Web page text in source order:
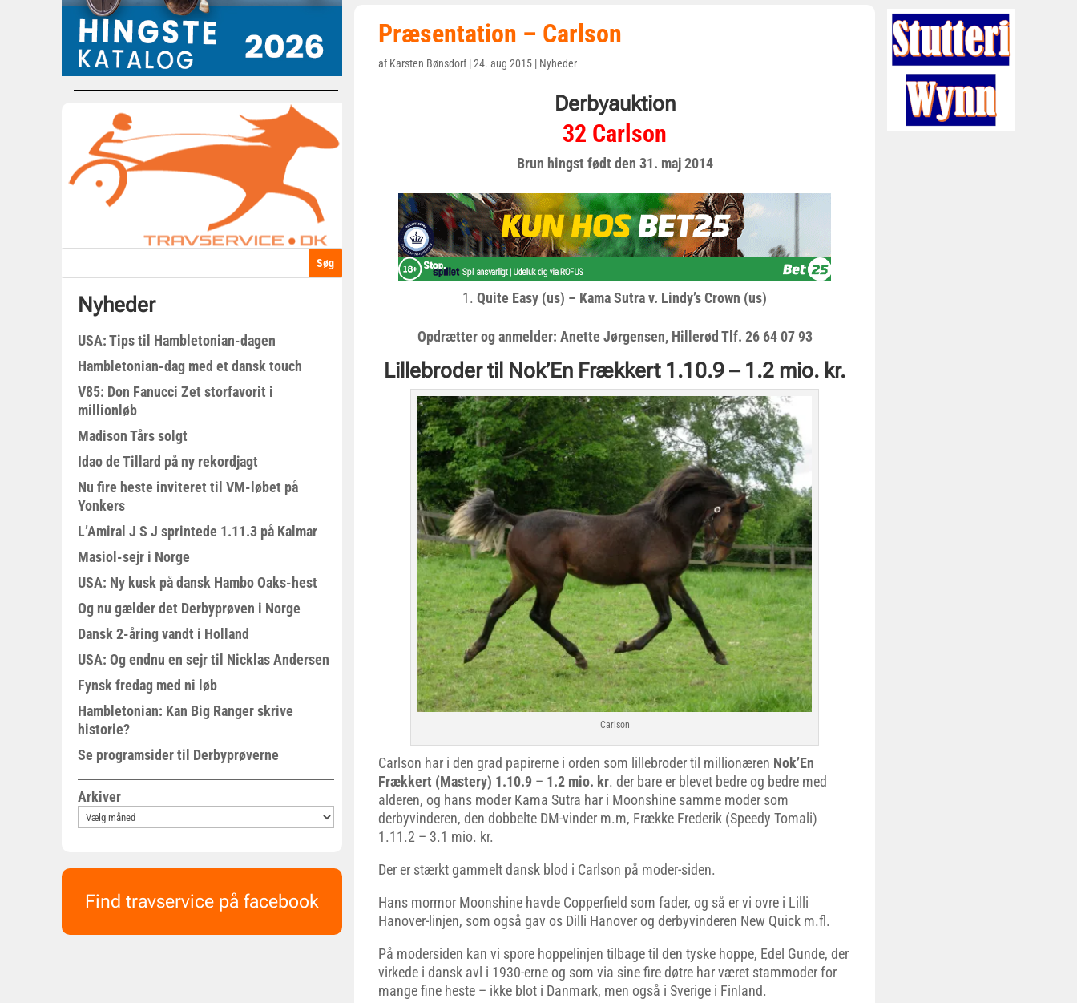
Nyheder
USA: Tips til Hambletonian-dagen
Hambletonian-dag med et dansk touch
V85: Don Fanucci Zet storfavorit i
millionløb
Madison Tårs solgt
Idao de Tillard på ny rekordjagt
Nu fire heste inviteret til VM-løbet på
Yonkers
L’Amiral J S J sprintede 1.11.3 på Kalmar
Masiol-sejr i Norge
USA: Ny kusk på dansk Hambo Oaks-hest
Og nu gælder det Derbyprøven i Norge
Dansk 2-åring vandt i Holland
USA: Og endnu en sejr til Nicklas Andersen
Fynsk fredag med ni løb
Hambletonian: Kan Big Ranger skrive
historie?
Se programsider til Derbyprøverne
Arkiver
Find travservice på facebook
Præsentation – Carlson
afKarsten Bønsdorf|24. aug 2015 | Nyheder
Derbyauktion
32 Carlson
Brun hingst født den 31. maj 2014
Quite Easy (us) – Kama Sutra v. Lindy’s Crown (us)
Opdrætter og anmelder: Anette Jørgensen, Hillerød Tlf. 26 64 07 93
Lillebroder til Nok’En Frækkert 1.10.9 – 1.2 mio. kr.
Carlson
Carlson har i den grad papirerne i orden som lillebroder til millionæren Nok’En
Frækkert (Mastery) 1.10.9 – 1.2 mio. kr. der bare er blevet bedre og bedre med
alderen, og hans moder Kama Sutra har i Moonshine samme moder som
derbyvinderen, den dobbelte DM-vinder m.m, Frække Frederik (Speedy Tomali)
1.11.2 – 3.1 mio. kr.
Der er stærkt gammelt dansk blod i Carlson på moder-siden.
Hans mormor Moonshine havde Copperfield som fader, og så er vi ovre i Lilli
Hanover-linjen, som også gav os Dilli Hanover og derbyvinderen New Quick m.fl.
På modersiden kan vi spore hoppelinjen tilbage til den tyske hoppe, Edel Gunde, der
virkede i dansk avl i 1930-erne og som via sine fire døtre har været stammoder for
mange fine heste – ikke blot i Danmark, men også i Sverige i Finland.